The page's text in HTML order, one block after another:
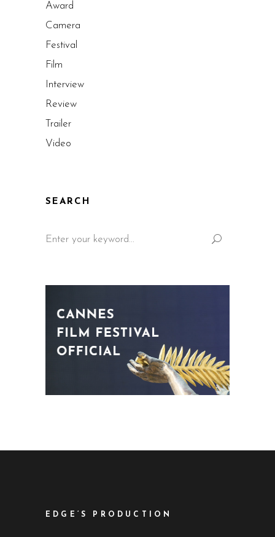
Award
Camera
Festival
Film
Interview
Review
Trailer
Video
SEARCH
EDGE’S PRODUCTION